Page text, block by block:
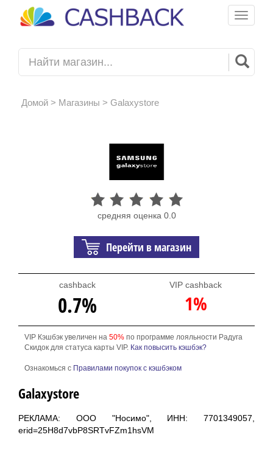
Toggle
Домой> Магазины > Galaxystore
средняя оценка 0.0
Перейти в магазин
cashback
0.7%
VIP cashback
1%
VIP Кэшбэк увеличен на 50%по программе лояльности Радуга
Скидок для статуса карты VIP. Как повысить кэшбэк?
Ознакомься с Правилами покупок с кэшбэком
Galaxystore
РЕКЛАМА: ООО "Носимо", ИНН: 7701349057,
erid=25H8d7vbP8SRTvFZm1hsVM